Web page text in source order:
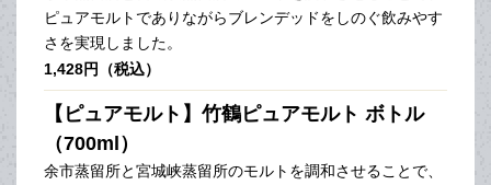
ピュアモルトでありながらブレンデッドをしのぐ飲みやす
さを実現しました。
1,428円（税込）
【ピュアモルト】竹鶴ピュアモルト ボトル
（700ml）
余市蒸留所と宮城峡蒸留所のモルトを調和させることで、